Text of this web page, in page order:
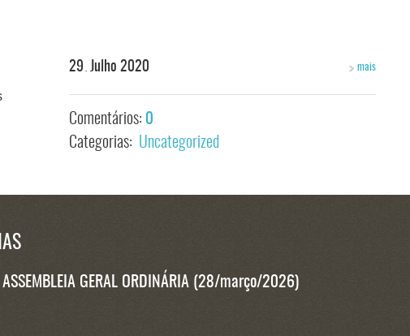
29 Julho 2020 mais
Comentários: 0
Categorias: Uncategorized
ASSEMBLEIA GERAL ORDINÁRIA (28/março/2026)